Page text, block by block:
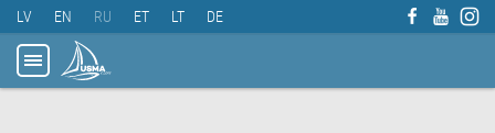
LV EN RU ET LT DE